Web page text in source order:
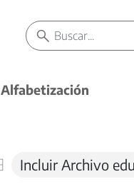
Alfabetización
Incluir Archivo